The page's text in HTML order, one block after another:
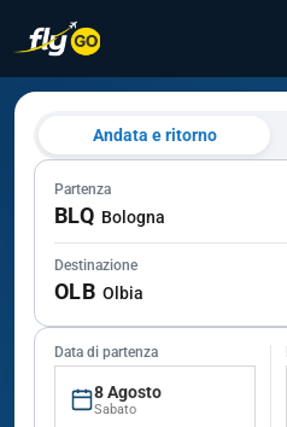
Andata e ritorno
Partenza
BLQ Bologna
Destinazione
OLB Olbia
Data di partenza
8 Agosto
Sabato